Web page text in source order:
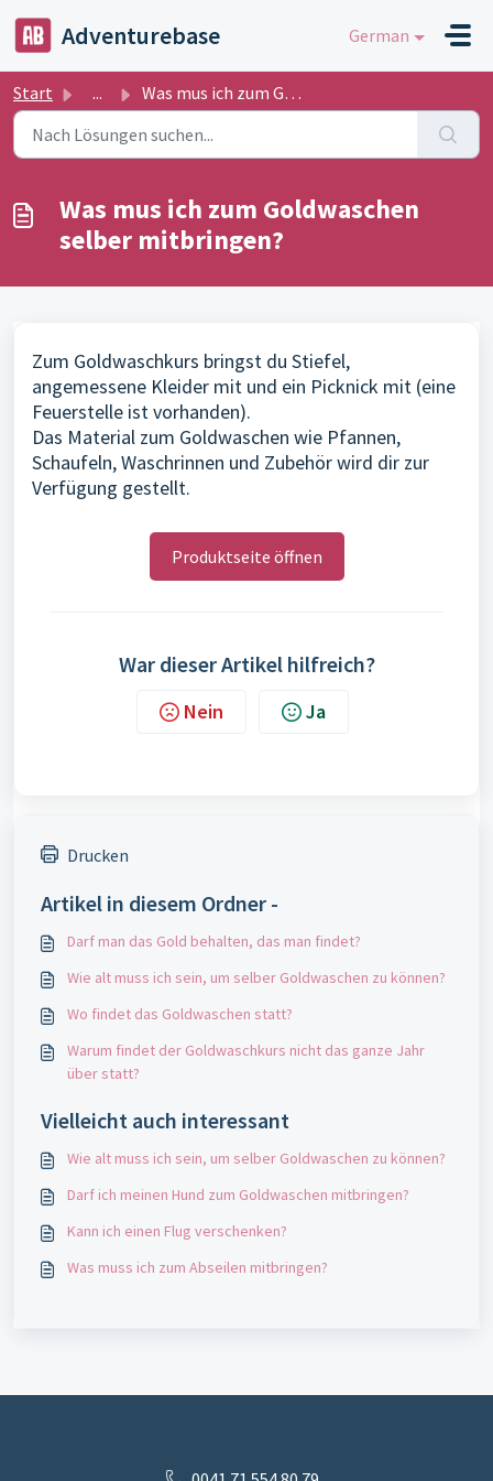
Adventurebase German
Start ... Was mus ich zum Goldwaschen selber mitbringen?
Was mus ich zum Goldwaschen
selber mitbringen?
Zum Goldwaschkurs bringst du Stiefel,
angemessene Kleider mit und ein Picknick mit (eine
Feuerstelle ist vorhanden).
Das Material zum Goldwaschen wie Pfannen,
Schaufeln, Waschrinnen und Zubehör wird dir zur
Verfügung gestellt.
Produktseite öffnen
War dieser Artikel hilfreich?
Nein Ja
Drucken
Artikel in diesem Ordner -
Darf man das Gold behalten, das man findet?
Wie alt muss ich sein, um selber Goldwaschen zu können?
Wo findet das Goldwaschen statt?
Warum findet der Goldwaschkurs nicht das ganze Jahr
über statt?
Vielleicht auch interessant
Wie alt muss ich sein, um selber Goldwaschen zu können?
Darf ich meinen Hund zum Goldwaschen mitbringen?
Kann ich einen Flug verschenken?
Was muss ich zum Abseilen mitbringen?